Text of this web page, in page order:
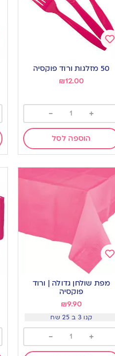
Add
50 מזלגות ורוד פוקסיה
₪12.00
+
-
הוספה לסל
מפת שולחן גדולה | ורוד
פוקסיה
₪9.90
קנו 3 ב 25 שח
+
-